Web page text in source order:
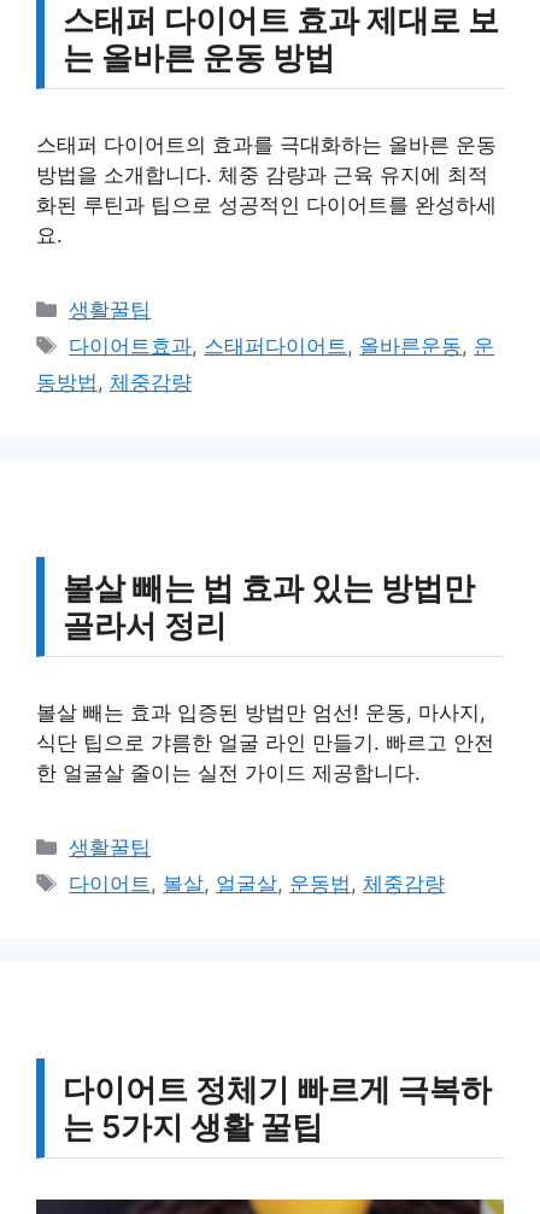
스태퍼 다이어트 효과 제대로 보
는 올바른 운동 방법
스태퍼 다이어트의 효과를 극대화하는 올바른 운동
방법을 소개합니다. 체중 감량과 근육 유지에 최적
화된 루틴과 팁으로 성공적인 다이어트를 완성하세
요.
카
테
리
생활꿀팁
태
그
다이어트효과, 스태퍼다이어트, 올바른운동, 운
동방법, 체중감량
볼살 빼는 법 효과 있는 방법만
골라서 정리
볼살 빼는 효과 입증된 방법만 엄선! 운동, 마사지,
식단 팁으로 갸름한 얼굴 라인 만들기. 빠르고 안전
한 얼굴살 줄이는 실전 가이드 제공합니다.
카
테
생활꿀팁
태
다이어트, 볼살, 얼굴살, 운동법,체중감량
다이어트 정체기 빠르게 극복하
는 5가지 생활 꿀팁